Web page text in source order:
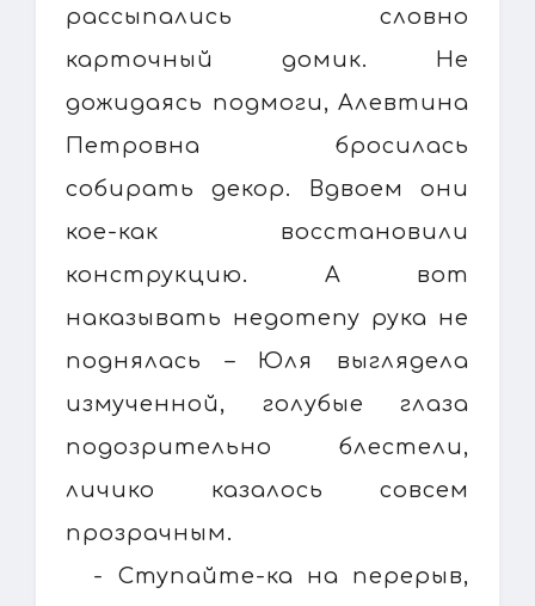
рассыпались словно
карточный домик. Не
дожидаясь подмоги, Алевтина
Петровна бросилась
собирать декор. Вдвоем они
кое-как восстановили
конструкцию. А вот
наказывать недотепу рука не
поднялась – Юля выглядела
измученной, голубые глаза
подозрительно блестели,
личико казалось совсем
прозрачным.
- Ступайте-ка на перерыв,